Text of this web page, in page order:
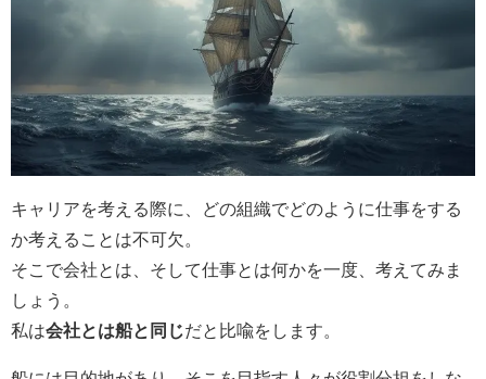
キャリアを考える際に、どの組織でどのように仕事をする
か考えることは不可欠。
そこで会社とは、そして仕事とは何かを一度、考えてみま
しょう。
私は会社とは船と同じだと比喩をします。